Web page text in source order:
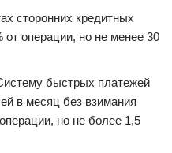
сторонних кредитных
от операции, но не менее 30
быстрых платежей
в месяц без взимания
но не более 1,5